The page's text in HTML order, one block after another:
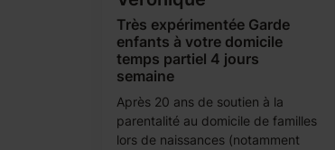
Très expérimentée Garde
enfants à votre domicile
temps partiel 4 jours
semaine
Après 20 ans de soutien à la
parentalité au domicile de familles
lors de naissances (notamment